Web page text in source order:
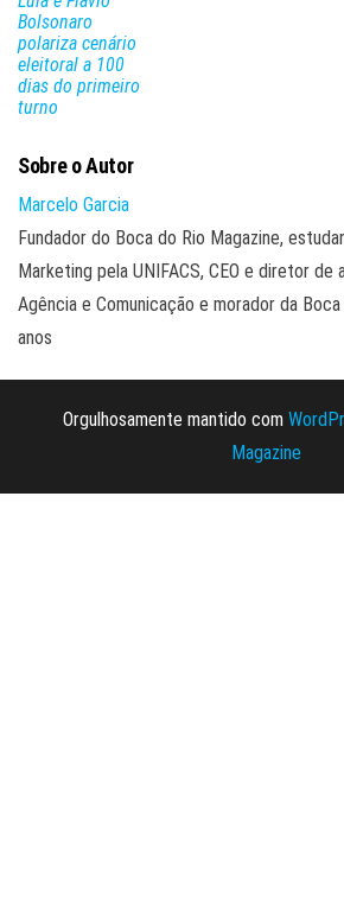
Bolsonaro
polariza cenário
eleitoral a 100
dias do primeiro
turno
Sobre o Autor
Marcelo Garcia
Fundador do Boca do Rio Magazine,
Marketing pela UNIFACS, CEO e diretor de
Agência e Comunicação e morador da
anos
Orgulhosamente mantido com
Magazine